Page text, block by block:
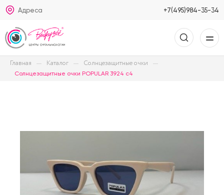
Адреса +7(495)984-35-34
Главная Каталог Солнцезащитные очки
Солнцезащитные очки POPULAR 3924 c4